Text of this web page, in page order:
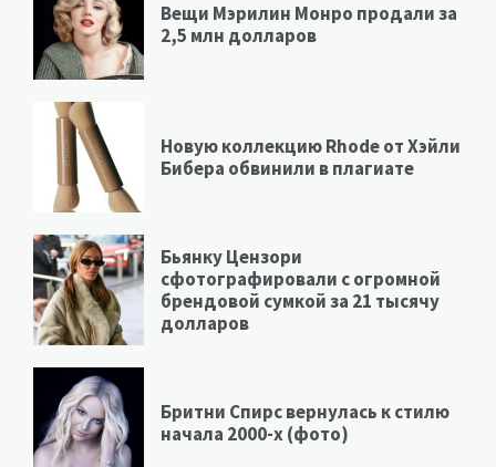
Вещи Мэрилин Монро продали за
2,5 млн долларов
Новую коллекцию Rhode от Хэйли
Бибера обвинили в плагиате
Бьянку Цензори
сфотографировали с огромной
брендовой сумкой за 21 тысячу
долларов
Бритни Спирс вернулась к стилю
начала 2000-х (фото)